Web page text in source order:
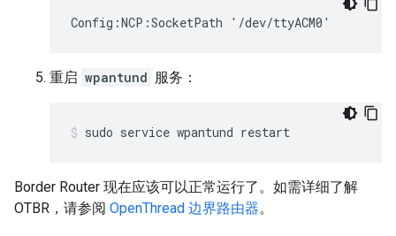
Config:NCP:SocketPath '/dev/ttyACM0'
重启 wpantund 服务：
sudo service wpantund restart
Border Router 现在应该可以正常运行了。如需详细了解
OTBR，请参阅 OpenThread 边界路由器。